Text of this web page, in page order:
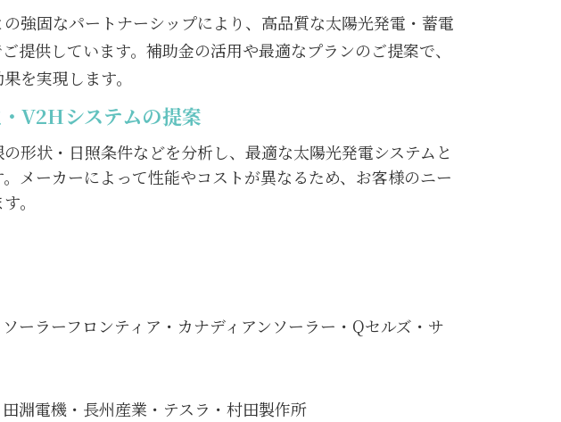
強固なパートナーシップにより、高品質な太陽光発電・蓄電
提供しています。補助金の活用や最適なプランのご提案で、
を実現します。
V2Hシステムの提案
形状・日照条件などを分析し、最適な太陽光発電システムと
メーカーによって性能やコストが異なるため、お客様のニー
。
ーラーフロンティア・カナディアンソーラー・Qセルズ・サ
淵電機・長州産業・テスラ・村田製作所